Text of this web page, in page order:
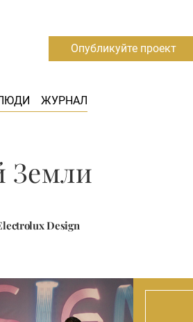
ЖУРНАЛ
Опубликуйте проект
Земли
Design